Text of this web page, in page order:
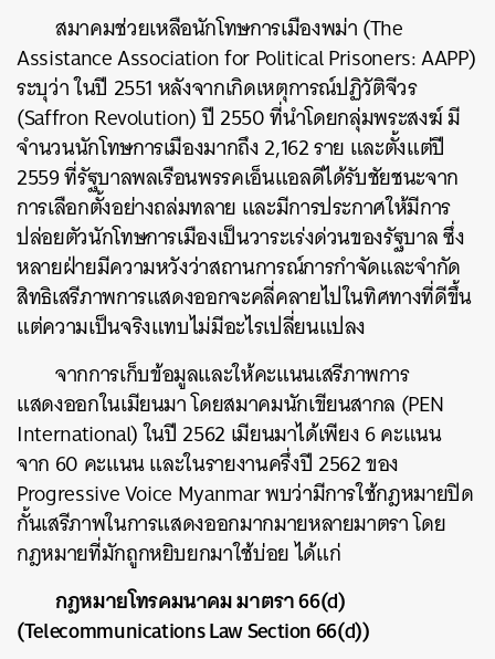
สมาคมช่วยเหลือนักโทษการเมืองพม่า (The
Assistance Association for Political Prisoners: AAPP)
ระบุว่า ในปี 2551 หลังจากเกิดเหตุการณ์ปฏิวัติจีวร
(Saffron Revolution) ปี 2550 ที่นำโดยกลุ่มพระสงฆ์ มี
จำนวนนักโทษการเมืองมากถึง 2,162 ราย และตั้งแต่ปี
2559 ที่รัฐบาลพลเรือนพรรคเอ็นแอลดีได้รับชัยชนะจาก
การเลือกตั้งอย่างถล่มทลาย และมีการประกาศให้มีการ
ปล่อยตัวนักโทษการเมืองเป็นวาระเร่งด่วนของรัฐบาล ซึ่ง
หลายฝ่ายมีความหวังว่าสถานการณ์การกำจัดและจำกัด
สิทธิเสรีภาพการแสดงออกจะคลี่คลายไปในทิศทางที่ดีขึ้น
แต่ความเป็นจริงแทบไม่มีอะไรเปลี่ยนแปลง
จากการเก็บข้อมูลและให้คะแนนเสรีภาพการ
แสดงออกในเมียนมา โดยสมาคมนักเขียนสากล (PEN
International) ในปี 2562 เมียนมาได้เพียง 6 คะแนน
จาก 60 คะแนน และในรายงานครึ่งปี 2562 ของ
Progressive Voice Myanmarพบว่ามีการใช้กฎหมายปิด
กั้นเสรีภาพในการแสดงออกมากมายหลายมาตรา โดย
กฎหมายที่มักถูกหยิบยกมาใช้บ่อย ได้แก่
กฎหมายโทรคมนาคม มาตรา 66(d)
(Telecommunications Law Section 66(d))